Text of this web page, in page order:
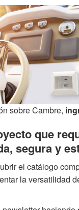
sobre Cambre,
que
segura y
el catálogo
la versatilidad